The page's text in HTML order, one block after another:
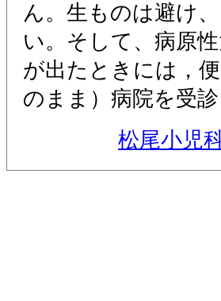
ん。生ものは避け
い。そして、病原
が出たときには，
のまま）病院を受診
松尾小児